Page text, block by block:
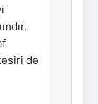
də